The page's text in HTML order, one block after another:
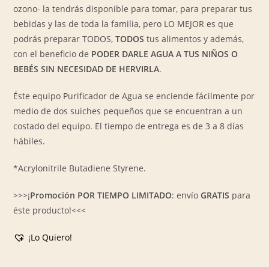
ozono- la tendrás disponible para tomar, para preparar tus
bebidas y las de toda la familia, pero LO MEJOR es que
podrás preparar TODOS,TODOS tus alimentos y además,
con el beneficio de PODER DARLE AGUA A TUS NIÑOS O
BEBÉS SIN NECESIDAD DE HERVIRLA.
Éste equipo Purificador de Agua se enciende fácilmente por
medio de dos suiches pequeños que se encuentran a un
costado del equipo. El tiempo de entrega es de 3 a 8 días
hábiles.
*Acrylonitrile Butadiene Styrene.
>>>¡Promoción POR TIEMPO LIMITADO: envíoGRATIS para
éste producto!<<<
¡Lo Quiero!